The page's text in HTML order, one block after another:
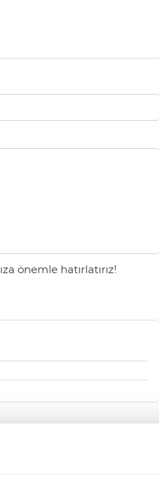
önemle hatırlatırız!